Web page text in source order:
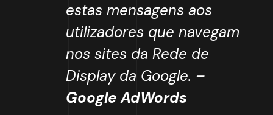
estas mensagens aos
utilizadores que navegam
nos sites da Rede de
Display da Google. –
Google AdWords